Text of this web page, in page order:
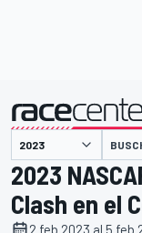
presentado por
2023
Clash en el
2 feb 2023 al 5 feb